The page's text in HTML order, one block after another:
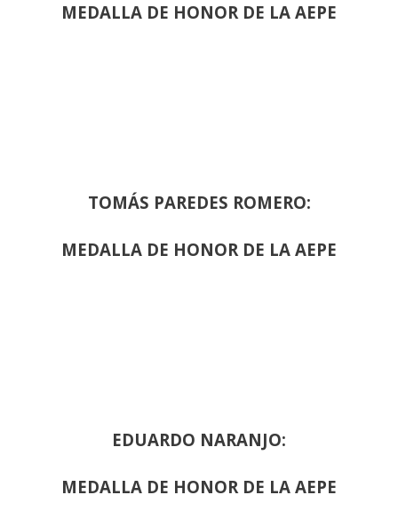
MEDALLA DE HONOR DE LA AEPE
TOMÁS PAREDES ROMERO:
MEDALLA DE HONOR DE LA AEPE
EDUARDO NARANJO:
MEDALLA DE HONOR DE LA AEPE